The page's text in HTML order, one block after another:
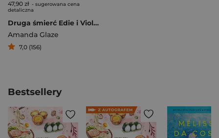
47,90 zł - sugerowana cena
detaliczna
Druga śmierć Edie i Violet Bond
Amanda Glaze
7,0 (156)
Bestsellery